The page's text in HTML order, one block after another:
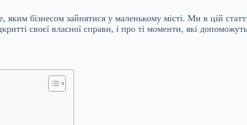
яким бізнесом зайнятися у маленькому місті. Ми в цій
своєї власної справи, і про ті моменти, які